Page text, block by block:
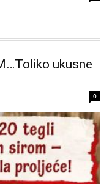
ukusne
0